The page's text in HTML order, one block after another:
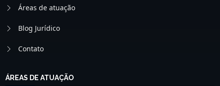
Áreas de atuação
Blog Jurídico
Contato
ÁREAS DE ATUAÇÃO